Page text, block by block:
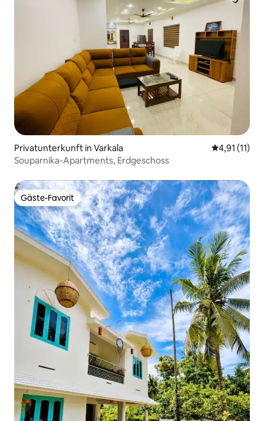
Privatunterkunft in Varkala
4,91 (11)
Souparnika-Apartments, Erdgeschoss
Gäste-Favorit
Gäste-Favorit